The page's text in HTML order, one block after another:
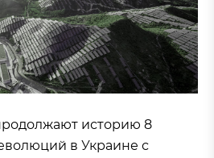
историю 8
в Украине с